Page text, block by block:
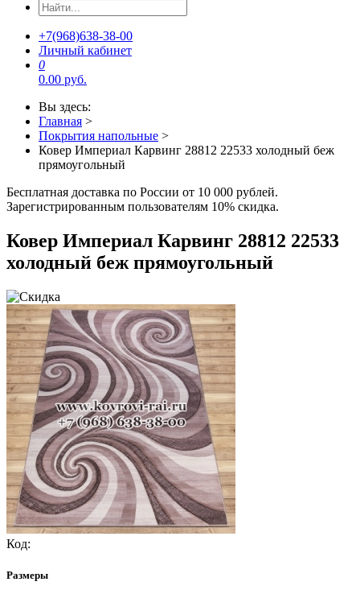
+7(968)638-38-00
Личный кабинет
0
0.00 руб.
Вы здесь:
Главная >
Покрытия напольные >
Ковер Империал Карвинг 28812 22533 холодный беж
прямоугольный
Бесплатная доставка по России от 10 000 рублей.
Зарегистрированным пользователям 10% скидка.
Ковер Империал Карвинг 28812 22533
холодный беж прямоугольный
Код:
Размеры